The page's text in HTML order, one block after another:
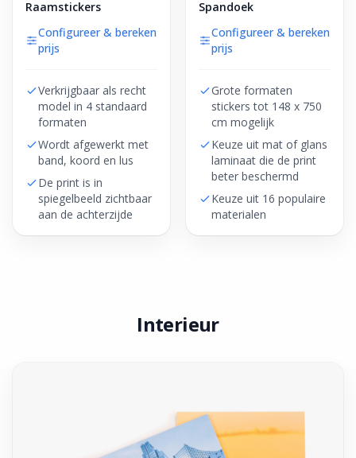
Raamstickers
Configureer & bereken
prijs
Verkrijgbaar als recht
model in 4 standaard
formaten
Wordt afgewerkt met
band, koord en lus
De print is in
spiegelbeeld zichtbaar
aan de achterzijde
Spandoek
Configureer & bereken
prijs
Grote formaten
stickers tot 148 x 750
cm mogelijk
Keuze uit mat of glans
laminaat die de print
beter beschermd
Keuze uit 16 populaire
materialen
Interieur